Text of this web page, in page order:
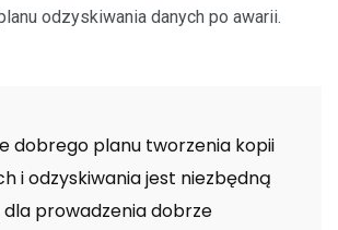
odzyskiwania danych po awarii.
dobrego planu tworzenia kopii
i odzyskiwania jest niezbędną
prowadzenia dobrze